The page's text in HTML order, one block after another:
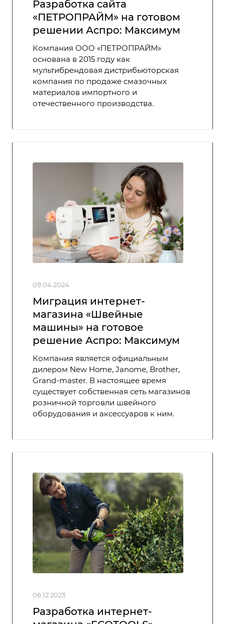
Разработка сайта
‭«ПЕТРОПРАЙМ» на готовом
решении Аспро: Максимум
Компания ООО «ПЕТРОПРАЙМ»
основана в 2015 году как
мультибрендовая дистрибьюторская
компания по продаже смазочных
материалов импортного и
отечественного производства.
09.04.2024
Миграция интернет-
магазина «Швейные
машины» на готовое
решение Аспро: Максимум
Компания является официальным
дилером New Home, Janome, Brother,
Grand-master. В настоящее время
существует собственная сеть магазинов
розничной торговли швейного
оборудования и аксессуаров к ним.
06.12.2023
Разработка интернет-